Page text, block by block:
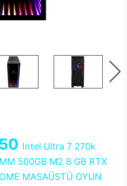
Intel Ultra 7 270k
500GB M2 8 GB RTX
MASAÜSTÜ OYUN